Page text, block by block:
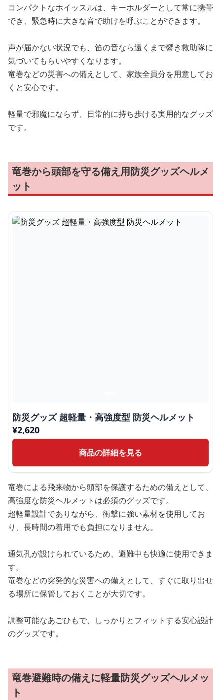
コンパクトなホイッスルは、キーホルダーとして常に携帯
でき、緊急時に大きな音で助けを呼ぶことができます。
声が届かない状況でも、笛の音なら遠くまで響き救助隊に
気づいてもらいやすくなります。
竜巻などの災害への備えとして、家族全員分を用意してお
くと安心です。
軽量で邪魔にならず、日常的に持ち歩ける実用的なグッズ
です。
竜巻から頭部を守る備え用防災グッズヘルメ
ット
防災グッズ 超軽量・高強度型 防災ヘルメット
¥2,620
商品の詳細を見る
竜巻による飛来物から頭部を保護するための備えとして、
高強度な防災ヘルメットは必須のグッズです。
超軽量設計でありながら、衝撃に強い素材を使用してお
り、長時間の着用でも負担になりません。
通気孔が設けられているため、避難中も快適に使用できま
す。
竜巻などの突発的な災害への備えとして、すぐに取り出せ
る場所に保管しておくことが大切です。
調整可能なあごひもで、しっかりとフィットする安心設計
のグッズです。
竜巻避難時の備えに軽量防災グッズヘルメッ
ト